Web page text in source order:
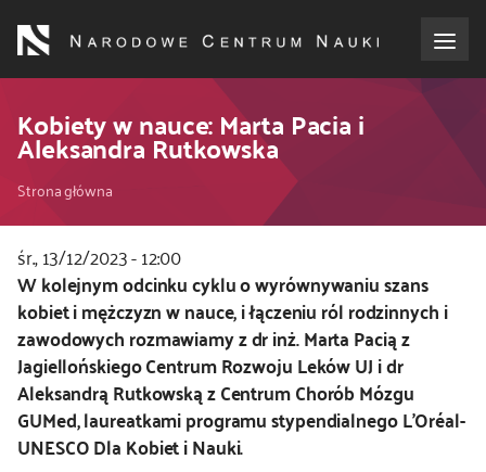
treści
o NCN
dla wnioskodawców
dla realizujących projekty
dla ekspertów
efekty NCN
współpraca międzynarodowa
Kobiety w nauce: Marta Pacia i
Aleksandra Rutkowska
Ścieżka
nawigacyjna
Strona główna
śr., 13/12/2023 - 12:00
Kod
CSS
i
JS
W kolejnym odcinku cyklu o wyrównywaniu szans
kobiet i mężczyzn w nauce, i łączeniu ról rodzinnych i
zawodowych rozmawiamy z dr inż. Marta Pacią z
Jagiellońskiego Centrum Rozwoju Leków UJ i dr
Aleksandrą Rutkowską z Centrum Chorób Mózgu
GUMed, laureatkami programu stypendialnego L’Oréal-
UNESCO Dla Kobiet i Nauki.